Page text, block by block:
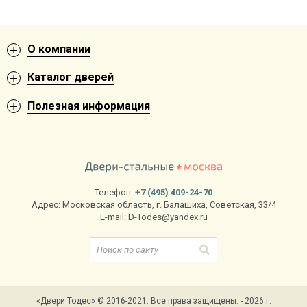
О компании
Каталог дверей
Полезная информация
Телефон: +7 (495) 409-24-70
Адрес: Московская область, г. Балашиха, Советская, 33/4
E-mail: D-Todes@yandex.ru
«Двери Тодес» © 2016-2021. Все права защищены. - 2026 г.